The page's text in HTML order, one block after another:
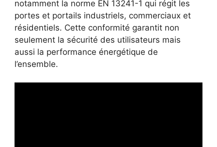
notamment la norme EN 13241-1 qui régit les
portes et portails industriels, commerciaux et
résidentiels. Cette conformité garantit non
seulement la sécurité des utilisateurs mais
aussi la performance énergétique de
l’ensemble.